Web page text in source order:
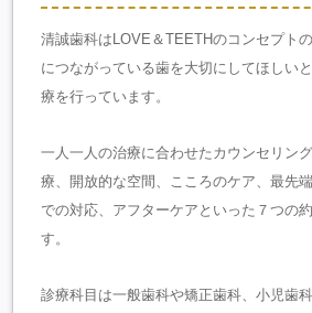
清誠歯科はLOVE＆TEETHのコンセプト
につながっている歯を大切にしてほしい
療を行っています。
一人一人の治療に合わせたカウンセリン
療、開放的な空間、こころのケア、最先
での対応、アフターケアといった７つの
す。
診療科目は一般歯科や矯正歯科、小児歯